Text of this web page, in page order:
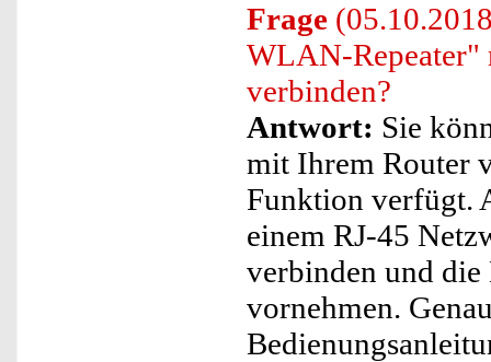
Frage
WLAN-Repeater"
verbinden?
Antwort: Sie
mit Ihrem Router
Funktion verfügt.
einem RJ-45
verbinden und
vornehmen.